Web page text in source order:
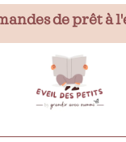
de prêt à